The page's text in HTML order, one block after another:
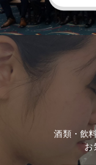
酒類・飲
お